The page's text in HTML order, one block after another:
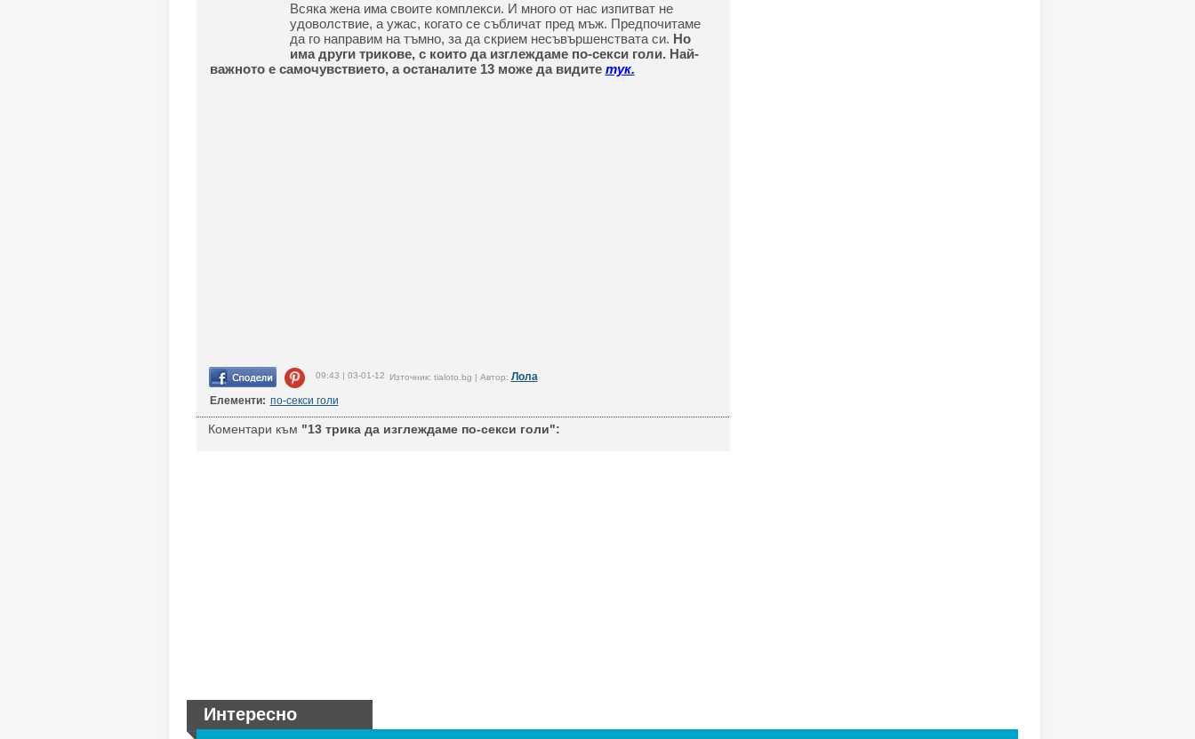
Всяка жена има своите комплекси. И много от нас изпитват не
удоволствие, а ужас, когато се събличат пред мъж. Предпочитаме
да го направим на тъмно, за да скрием несъвършенствата си. Но
има други трикове, с които да изглеждаме по-секси голи. Най-
важното е самочувствието, а останалите 13 може да видите тук.
09:43 | 03-01-12 Източник: tialoto.bg | Автор: Лола
Елементи: по-секси голи
Коментари към "13 трика да изглеждаме по-секси голи":
Интересно